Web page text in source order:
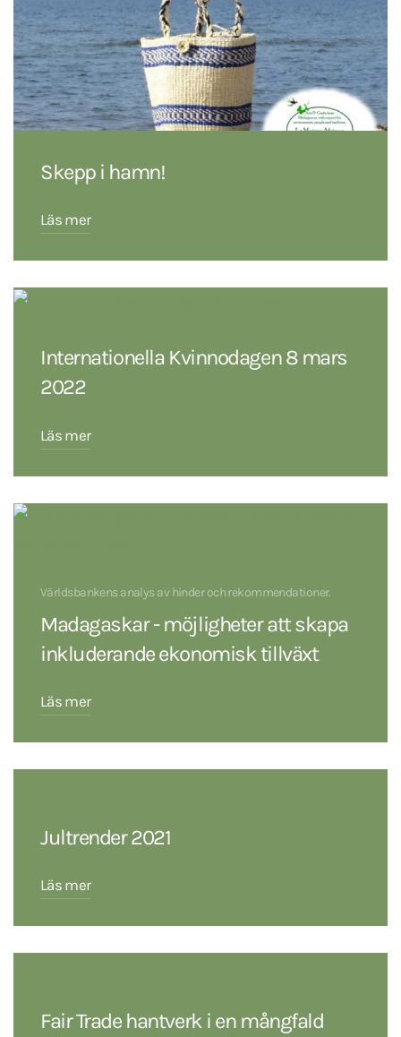
Skepp i hamn!
Läs mer
Internationella Kvinnodagen 8 mars
2022
Läs mer
Världsbankens analys av hinder och rekommendationer.
Madagaskar - möjligheter att skapa
inkluderande ekonomisk tillväxt
Läs mer
Jultrender 2021
Läs mer
Fair Trade hantverk i en mångfald